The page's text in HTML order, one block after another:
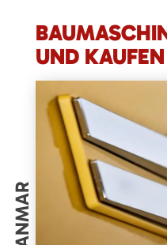
UND
YANMAR